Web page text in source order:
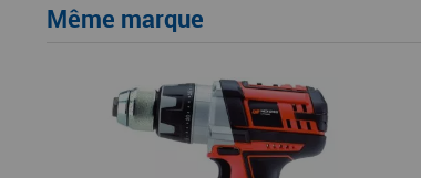
Même marque